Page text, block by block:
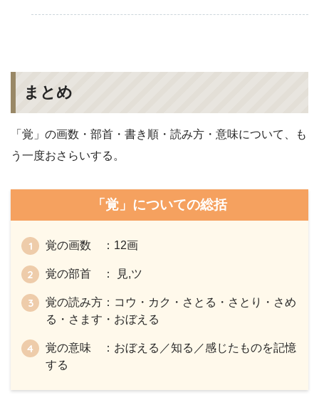
まとめ
「覚」の画数・部首・書き順・読み方・意味について、も
う一度おさらいする。
「覚」についての総括
覚の画数 ：12画
覚の部首 ： 見,ツ
覚の読み方：コウ・カク・さとる・さとり・さめ
る・さます・おぼえる
覚の意味 ：おぼえる／知る／感じたものを記憶
する